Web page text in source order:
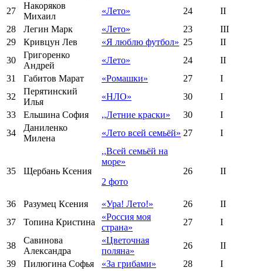
27
Накоряков
Михаил
«Лето» 24
II
28
Легин Марк «Лето» 23
III
29
Кривцун Лев «Я люблю футбол» 25
II
30
Григоренко
Андрей
«Лето» 24
II
31
Габитов Марат «Ромашки» 27
I
32
Перятинский
Илья
«НЛО» 30
I
33
Ельшина София ,,Летние краски» 30
I
34
Даниленко
Милена
«Лето всей семьёй» 27 I
35 Щербань Ксения
,,Всей семьёй на
море»
2 фото
26 II
36 Разумец Ксения «Ура! Лето!» 26
II
37
Топина Кристина
«Россия моя
страна»
27 I
38
Савинова
Александра
«Цветочная
поляна»
26
II
39
Пилюгина Софья «За грибами» 28
I